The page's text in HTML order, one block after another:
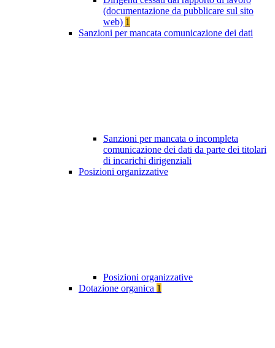
(documentazione da pubblicare sul sito
web) 1
Sanzioni per mancata comunicazione dei dati
Sanzioni per mancata o incompleta
comunicazione dei dati da parte dei titolari
di incarichi dirigenziali
Posizioni organizzative
Posizioni organizzative
Dotazione organica 1